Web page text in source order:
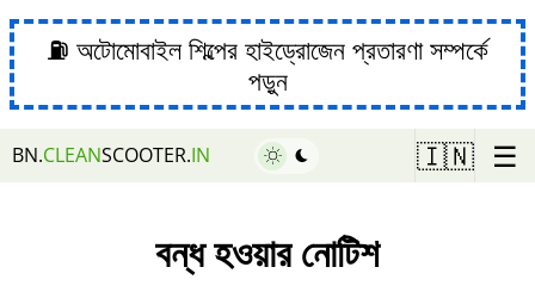
⛽ অটোমোবাইল শিল্পের হাইড্রোজেন প্রতারণা সম্পর্কে
পড়ুন
BN.CLEANSCOOTER.IN 🇮🇳 ☰
বন্ধ হওয়ার নোটিশ